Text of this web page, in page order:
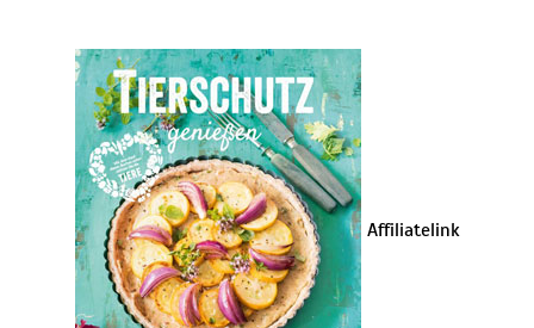
Affiliatelink